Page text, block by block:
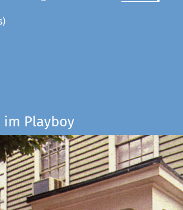
im Playboy